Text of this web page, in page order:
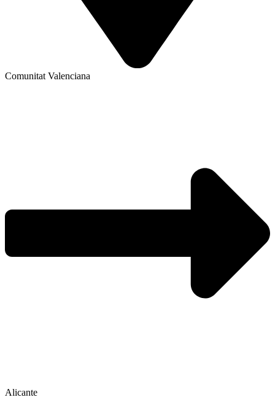
Comunitat Valenciana
Alicante